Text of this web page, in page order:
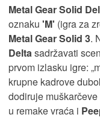
Metal Gear Solid
oznaku 'M' (igra za
Metal Gear Solid 3.
Deltasadržavati
prvom izlasku igre:
krupne kadrove
dodiruje muškarčeve
u remake vraća i